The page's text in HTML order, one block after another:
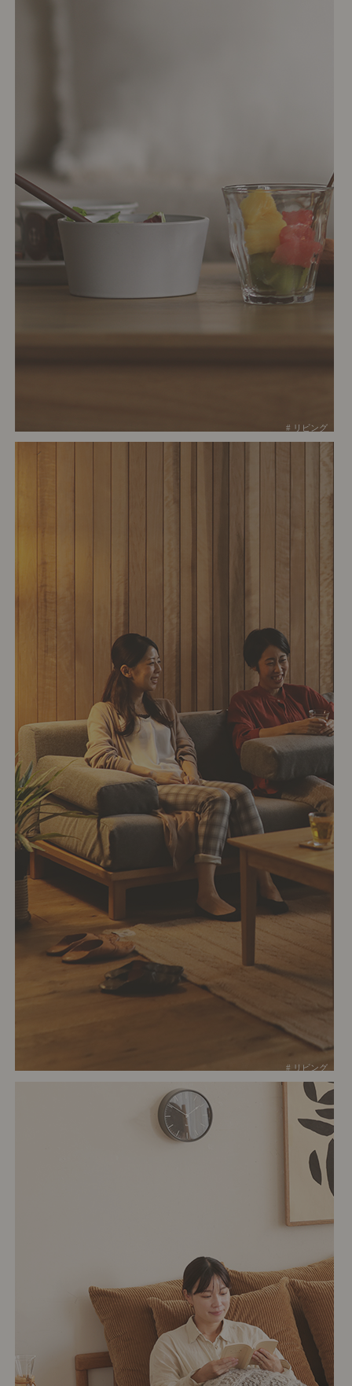
# リビング
# リビング